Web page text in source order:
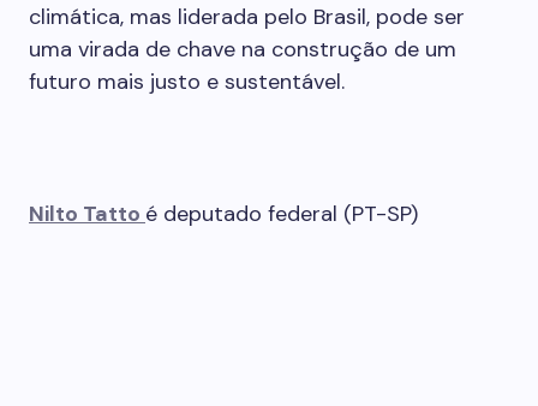
climática, mas liderada pelo Brasil, pode ser
uma virada de chave na construção de um
futuro mais justo e sustentável.
Nilto Tatto é deputado federal (PT-SP)